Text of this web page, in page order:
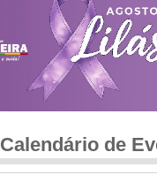
Calendário de